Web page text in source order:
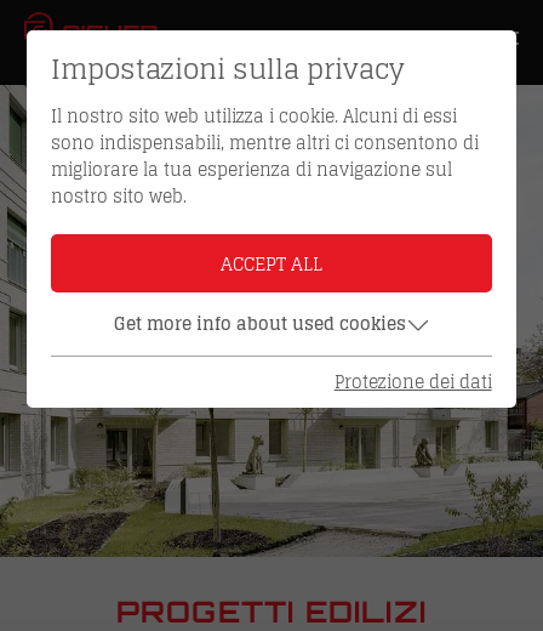
PROGETTI EDILIZI
Impostazioni sulla privacy
Il nostro sito web utilizza i cookie. Alcuni di essi
sono indispensabili, mentre altri ci consentono di
migliorare la tua esperienza di navigazione sul
nostro sito web.
ACCEPT ALL
Get more info about used cookies
Protezione dei dati